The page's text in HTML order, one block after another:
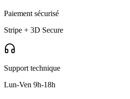
Paiement sécurisé
Stripe + 3D Secure
Support technique
Lun-Ven 9h-18h